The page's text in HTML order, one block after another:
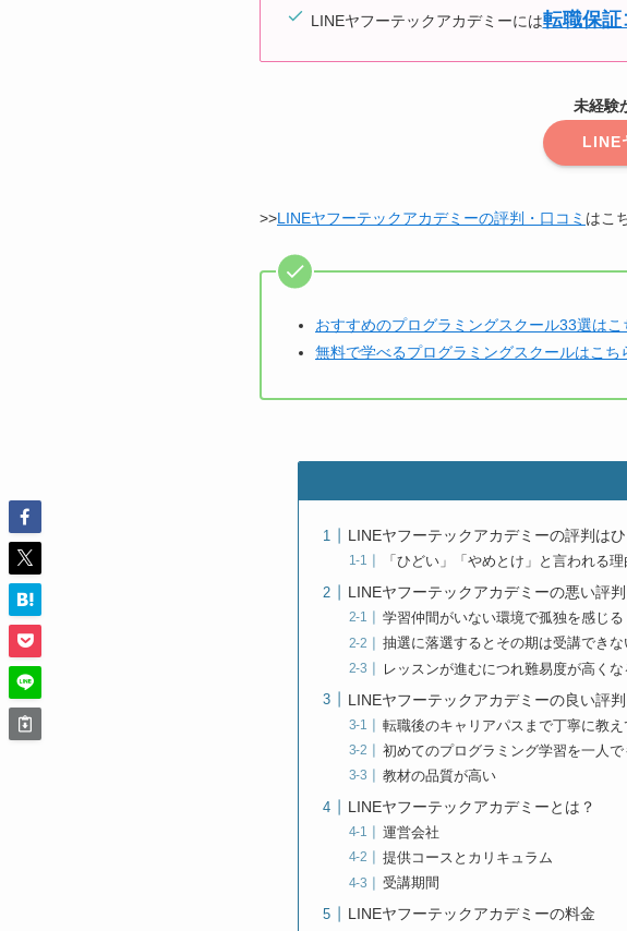
LINEヤフーテックアカデミーには転職保証
未経験
LINE
>>LINEヤフーテックアカデミーの評判・口コミ はこ
おすすめのプログラミングスクール33選はこ
無料で学べるプログラミングスクールはこち
LINEヤフーテックアカデミーの評判は
「ひどい」「やめとけ」と言われる理
LINEヤフーテックアカデミーの悪い評判
学習仲間がいない環境で孤独を感じる
抽選に落選するとその期は受講できな
レッスンが進むにつれ難易度が高くな
LINEヤフーテックアカデミーの良い評判
転職後のキャリアパスまで丁寧に教え
初めてのプログラミング学習を一人
教材の品質が高い
LINEヤフーテックアカデミーとは？
運営会社
提供コースとカリキュラム
受講期間
LINEヤフーテックアカデミーの料金